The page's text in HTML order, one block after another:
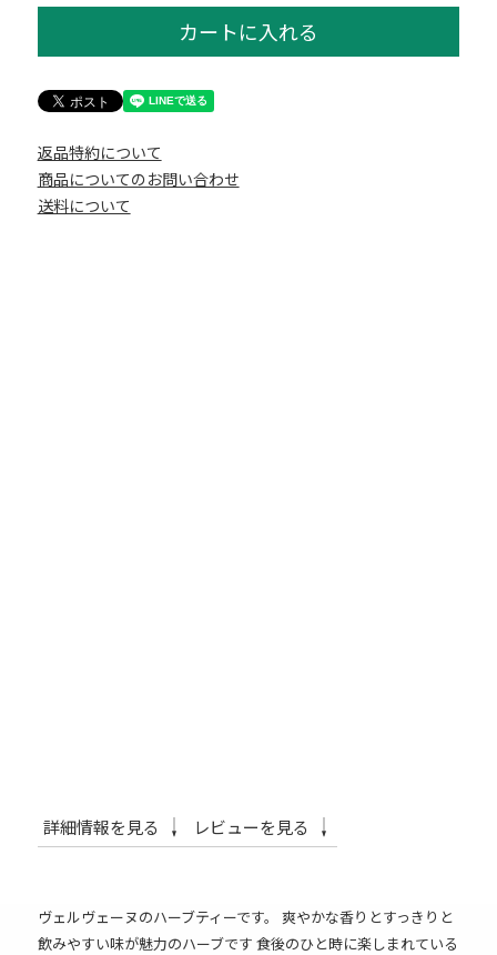
カートに入れる
返品特約について
商品についてのお問い合わせ
送料について
詳細情報を見る レビューを見る
ヴェルヴェーヌのハーブティーです。 爽やかな香りとすっきりと
飲みやすい味が魅力のハーブです 食後のひと時に楽しまれている